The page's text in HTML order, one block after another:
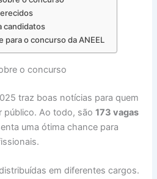
candidatos
para o concurso da ANEEL
o concurso
traz boas notícias para quem
público. Ao todo, são173 vagas
uma ótima chance para
em diferentes cargos.